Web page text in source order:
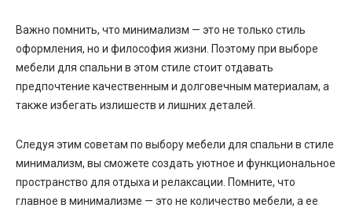
Важно помнить, что минимализм — это не только стиль
оформления, но и философия жизни. Поэтому при выборе
мебели для спальни в этом стиле стоит отдавать
предпочтение качественным и долговечным материалам, а
также избегать излишеств и лишних деталей.
Следуя этим советам по выбору мебели для спальни в стиле
минимализм, вы сможете создать уютное и функциональное
пространство для отдыха и релаксации. Помните, что
главное в минимализме — это не количество мебели, а ее